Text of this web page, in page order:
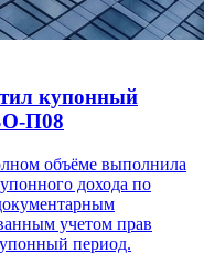
купонный
П08
объёме выполнила
дохода по
учетом прав
период.